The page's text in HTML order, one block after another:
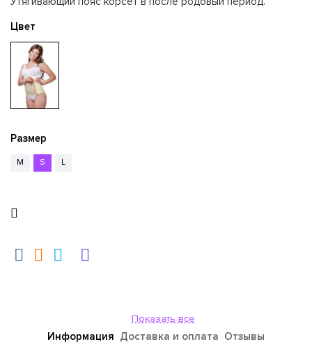
Цвет
Размер
M S L
Показать все
Информация Доставка и оплата Отзывы